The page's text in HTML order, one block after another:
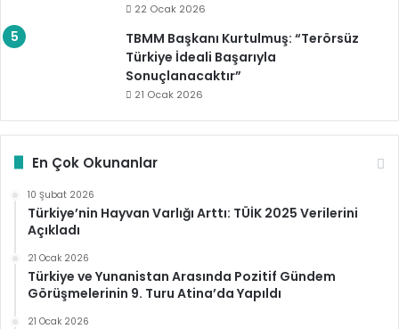
22 Ocak 2026
TBMM Başkanı Kurtulmuş: “Terörsüz
Türkiye İdeali Başarıyla
Sonuçlanacaktır”
21 Ocak 2026
En Çok Okunanlar
10 Şubat 2026
Türkiye’nin Hayvan Varlığı Arttı: TÜİK 2025 Verilerini
Açıkladı
21 Ocak 2026
Türkiye ve Yunanistan Arasında Pozitif Gündem
Görüşmelerinin 9. Turu Atina’da Yapıldı
21 Ocak 2026